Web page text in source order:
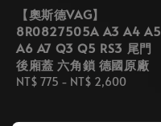
【奧斯德VAG】
8R0827505A A3 A4 A5
A6 A7 Q3 Q5 RS3 尾門
後廂蓋 六角鎖 德國原廠
Regular
NT$ 775 - NT$ 2,600